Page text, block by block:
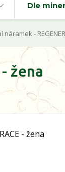
Dle
náramek -
žena